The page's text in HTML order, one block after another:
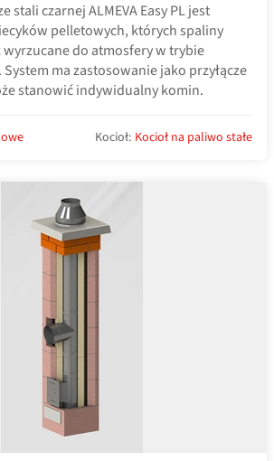
stali czarnej ALMEVA Easy PL jest
pelletowych, których spaliny
do atmosfery w trybie
ma zastosowanie jako przyłącze
stanowić indywidualny komin.
Kocioł: Kocioł na paliwo stałe